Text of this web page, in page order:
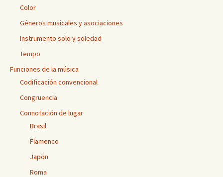
Color
Géneros musicales y asociaciones
Instrumento solo y soledad
Tempo
Funciones de la música
Codificación convencional
Congruencia
Connotación de lugar
Brasil
Flamenco
Japón
Roma